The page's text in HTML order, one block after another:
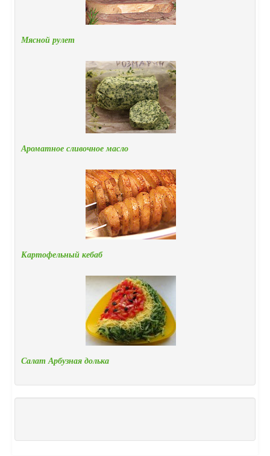
Мясной рулет
Ароматное сливочное масло
Картофельный кебаб
Салат Арбузная долька